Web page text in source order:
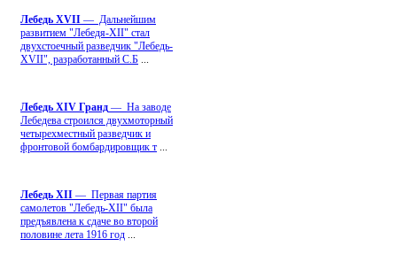
Лебедь ХVII — Дальнейшим
развитием "Лебедя-ХII" стал
двухстоечный разведчик "Лебедь-
XVII", разработанный С.Б
Лебедь ХIV Гранд — На заводе
Лебедева строился двухмоторный
четырехместный разведчик и
фронтовой бомбардировщик т
Лебедь ХII — Первая партия
самолетов "Лебедь-ХII" была
предъявлена к сдаче во второй
половине лета 1916 год